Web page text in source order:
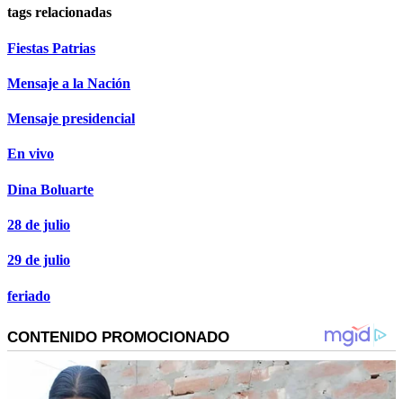
tags relacionadas
Fiestas Patrias
Mensaje a la Nación
Mensaje presidencial
En vivo
Dina Boluarte
28 de julio
29 de julio
feriado